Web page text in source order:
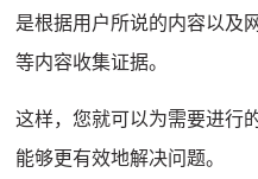
是根据用户所说的内容以及
等内容收集证据。
这样，您就可以为需要进行
能够更有效地解决问题。